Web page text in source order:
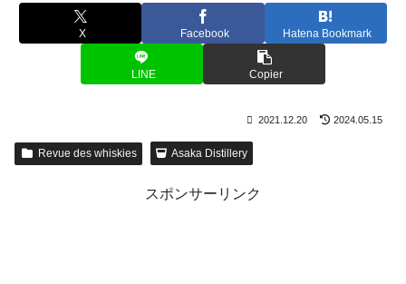
X Facebook Hatena Bookmark
LINE Copier
2021.12.20 2024.05.15
Revue des whiskies Asaka Distillery
スポンサーリンク